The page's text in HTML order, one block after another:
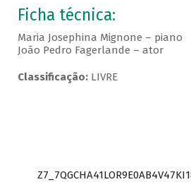
Ficha técnica:
Maria Josephina Mignone – piano
João Pedro Fagerlande – ator
Classificação:LIVRE